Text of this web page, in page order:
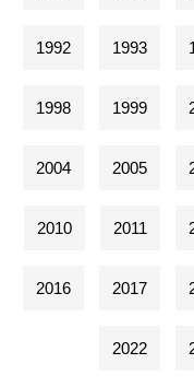
1992 1993
1998 1999
2004 2005
2010 2011
2016 2017
2022